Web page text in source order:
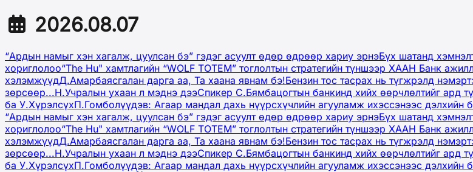
2026.08.07
“Ардын намыг хэн хагалж, цуулсан бэ” гэдэг асуулт өдөр өдрөөр хариу эрнэБүх шатанд
хориглолоо“The Hu" хамтлагийн “WOLF TOTEM” тоглолтын стратегийн түншээр ХААН Банк
хэлэмжүүдД.Амарбаясгалан дарга аа, Та хаана явнам бэ!Бензин тос тасрах нь түгжрэлд
зөрсөөр...Н.Учралын ухаан л мэднэ дээСпикер С.Бямбацогтын банкинд хийх өөрчлөлтийг ард
ба У.ХүрэлсүхП.Гомболүүдэв: Агаар мандал дахь нүүрсхүчлийн агууламж ихэссэнээс дэлхийн
“Ардын намыг хэн хагалж, цуулсан бэ” гэдэг асуулт өдөр өдрөөр хариу эрнэБүх шатанд
хориглолоо“The Hu" хамтлагийн “WOLF TOTEM” тоглолтын стратегийн түншээр ХААН Банк
хэлэмжүүдД.Амарбаясгалан дарга аа, Та хаана явнам бэ!Бензин тос тасрах нь түгжрэлд
зөрсөөр...Н.Учралын ухаан л мэднэ дээСпикер С.Бямбацогтын банкинд хийх өөрчлөлтийг ард
ба У.ХүрэлсүхП.Гомболүүдэв: Агаар мандал дахь нүүрсхүчлийн агууламж ихэссэнээс дэлхийн